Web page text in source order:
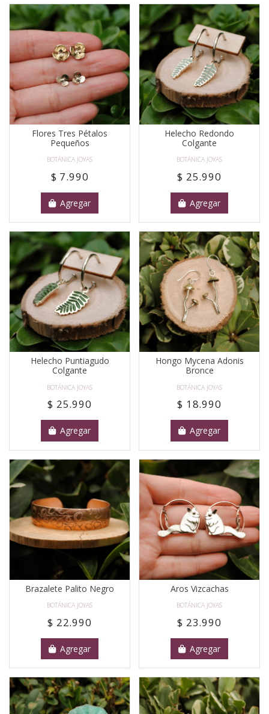
Flores Tres Pétalos
Pequeños
BOTÁNICA JOYAS
$ 7.990
Agregar
Helecho Redondo
Colgante
BOTÁNICA JOYAS
$ 25.990
Agregar
Helecho Puntiagudo
Colgante
BOTÁNICA JOYAS
$ 25.990
Agregar
Hongo Mycena Adonis
Bronce
BOTÁNICA JOYAS
$ 18.990
Agregar
Brazalete Palito Negro
BOTÁNICA JOYAS
$ 22.990
Agregar
Aros Vizcachas
BOTÁNICA JOYAS
$ 23.990
Agregar